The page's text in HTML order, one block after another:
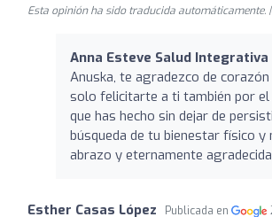
Esta opinión ha sido traducida automáticamente. |
Anna Esteve Salud Integrativa
Anuska, te agradezco de
solo felicitarte a ti también por
que has hecho sin dejar de
búsqueda de tu bienestar físico y
abrazo y eternamente
Esther Casas López Publicada en